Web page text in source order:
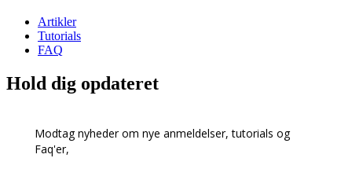
Artikler
Tutorials
FAQ
Hold dig opdateret
Modtag nyheder om nye anmeldelser, tutorials og
Faq'er,